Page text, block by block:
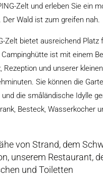
Zelt und erleben Sie ein
Der Wald ist zum greifen nah.
Zelt bietet ausreichend
Campinghütte ist mit einem
Rezeption und unserer
Sie können die
die småländische Idylle
Besteck, Wasserkocher
von Strand, dem
unserem Restaurant,
und Toiletten